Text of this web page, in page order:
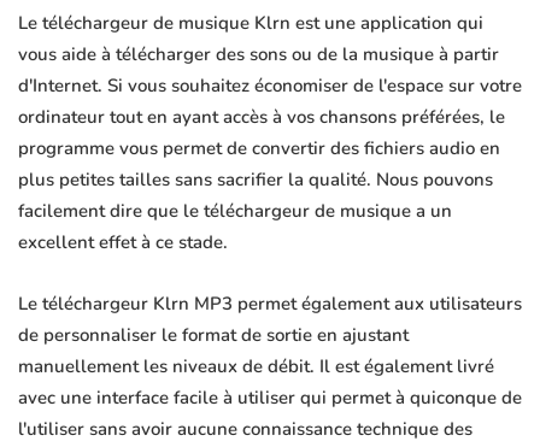
Le téléchargeur de musique Klrn est une application qui
vous aide à télécharger des sons ou de la musique à partir
d'Internet. Si vous souhaitez économiser de l'espace sur votre
ordinateur tout en ayant accès à vos chansons préférées, le
programme vous permet de convertir des fichiers audio en
plus petites tailles sans sacrifier la qualité. Nous pouvons
facilement dire que le téléchargeur de musique a un
excellent effet à ce stade.
Le téléchargeur Klrn MP3 permet également aux utilisateurs
de personnaliser le format de sortie en ajustant
manuellement les niveaux de débit. Il est également livré
avec une interface facile à utiliser qui permet à quiconque de
l'utiliser sans avoir aucune connaissance technique des